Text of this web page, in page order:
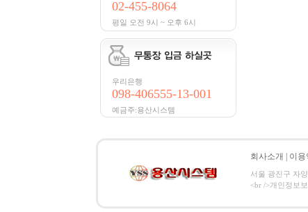
02-455-8064
평일 오전 9시 ~ 오후 6시
우리은행
098-406555-13-001
예금주:용산시스템
회사소개 이용
서울 광진구 자
<br />개인정보